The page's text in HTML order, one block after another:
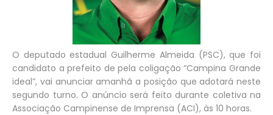
O deputado estadual Guilherme Almeida (PSC), que foi
candidato a prefeito de pela coligação “Campina Grande
ideal”, vai anunciar amanhã a posição que adotará neste
segundo turno. O anúncio será feito durante coletiva na
Associação Campinense de Imprensa (ACI), às 10 horas.